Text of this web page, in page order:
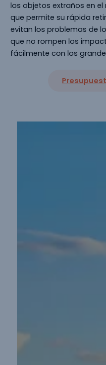
los objetos extraños en
que permite su rápida
evitan los problemas de
que no rompen los
fácilmente con los